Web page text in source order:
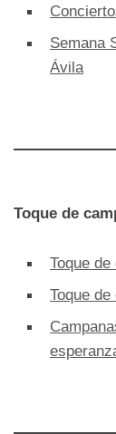
Semana
Ávila
Toque de
Toque
Toque